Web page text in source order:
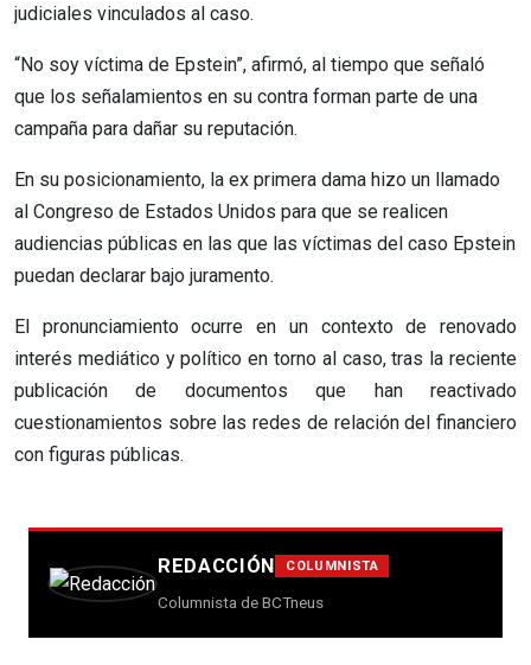
judiciales vinculados al caso.
“No soy víctima de Epstein”, afirmó, al tiempo que señaló
que los señalamientos en su contra forman parte de una
campaña para dañar su reputación.
En su posicionamiento, la ex primera dama hizo un llamado
al Congreso de Estados Unidos para que se realicen
audiencias públicas en las que las víctimas del caso Epstein
puedan declarar bajo juramento.
El pronunciamiento ocurre en un contexto de renovado
interés mediático y político en torno al caso, tras la reciente
publicación de documentos que han reactivado
cuestionamientos sobre las redes de relación del financiero
con figuras públicas.
REDACCIÓN COLUMNISTA
Columnista de BCTneus